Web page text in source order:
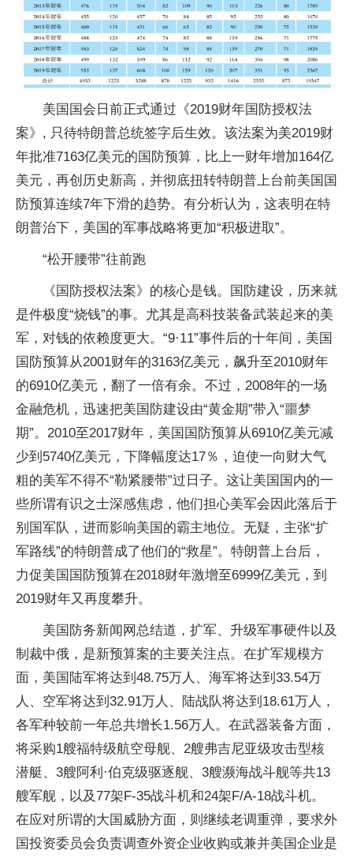
美国国会日前正式通过《2019财年国防授权法
案》, 只待特朗普总统签字后生效。该法案为美2019财
年批准7163亿美元的国防预算，比上一财年增加164亿
美元，再创历史新高，并彻底扭转特朗普上台前美国国
防预算连续7年下滑的趋势。有分析认为，这表明在特
朗普治下，美国的军事战略将更加“积极进取”。
“松开腰带”往前跑
《国防授权法案》的核心是钱。国防建设，历来就
是件极度“烧钱”的事。尤其是高科技装备武装起来的美
军，对钱的依赖度更大。“9·11”事件后的十年间，美国
国防预算从2001财年的3163亿美元，飙升至2010财年
的6910亿美元，翻了一倍有余。不过，2008年的一场
金融危机，迅速把美国防建设由“黄金期”带入“噩梦
期”。2010至2017财年，美国国防预算从6910亿美元减
少到5740亿美元，下降幅度达17％，迫使一向财大气
粗的美军不得不“勒紧腰带”过日子。这让美国国内的一
些所谓有识之士深感焦虑，他们担心美军会因此落后于
别国军队，进而影响美国的霸主地位。无疑，主张“扩
军路线”的特朗普成了他们的“救星”。特朗普上台后，
力促美国国防预算在2018财年激增至6999亿美元，到
2019财年又再度攀升。
美国防务新闻网总结道，扩军、升级军事硬件以及
制裁中俄，是新预算案的主要关注点。在扩军规模方
面，美国陆军将达到48.75万人、海军将达到33.54万
人、空军将达到32.91万人、陆战队将达到18.61万人，
各军种较前一年总共增长1.56万人。在武器装备方面，
将采购1艘福特级航空母舰、2艘弗吉尼亚级攻击型核
潜艇、3艘阿利·伯克级驱逐舰、3艘濒海战斗舰等共13
艘军舰，以及77架F-35战斗机和24架F/A-18战斗机。
在应对所谓的大国威胁方面，则继续老调重弹，要求外
国投资委员会负责调查外资企业收购或兼并美国企业是